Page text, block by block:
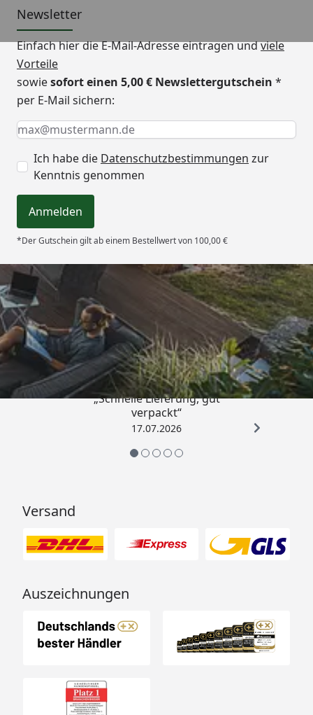
Newsletter
Einfach hier die E-Mail-Adresse eintragen undviele
Vorteile
sowiesofort einen 5,00 € Newslettergutschein *
per E-Mail sichern:
Keine Eingabe erforderlich
Eingabe erforderlich
E-Mail *
Ich habe die Datenschutzbestimmungen zur
Kenntnis genommen
Anmelden
*Der Gutschein gilt ab einem Bestellwert von 100,00 €
Trusted Shops
4,65/ 5
„Schnelle Lieferung, gut
verpackt“
17.07.2026
Versand
Auszeichnungen